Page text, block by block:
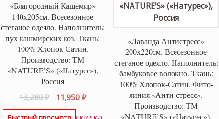
«Благородный Кашемир»
140х205см. Всесезонное
стеганое одеяло. Наполнитель:
пух кашмирских коз. Ткань:
100% Хлопок-Сатин.
Производство: ТМ
«NATURE’S» («Натурес»),
Россия
13,280₽
Первоначальная
цена
11,950₽Текущая
«Лаванда Антистресс»
200х220см. Всесезонное
стеганое одеяло. Наполнитель:
бамбуковое волокно. Ткань:
100% Хлопок-Сатин. Фито-
линия «Анти-стресс».
Производство: ТМ
«NATURE’S» («Натурес»),